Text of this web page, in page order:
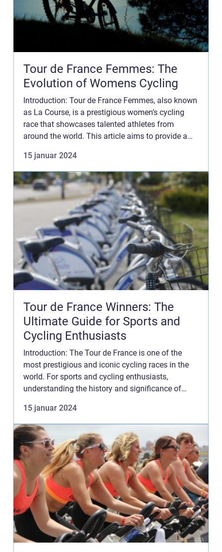
Tour de France Femmes: The
Evolution of Womens Cycling
Introduction: Tour de France Femmes, also known
as La Course, is a prestigious women’s cycling
race that showcases talented athletes from
around the world. This article aims to provide a
Femmes, cove...
15 januar 2024
Tour de France Winners: The
Ultimate Guide for Sports and
Cycling Enthusiasts
Introduction: The Tour de France is one of the
most prestigious and iconic cycling races in the
world. For sports and cycling enthusiasts,
understanding the history and significance of
comprehensive articl...
15 januar 2024